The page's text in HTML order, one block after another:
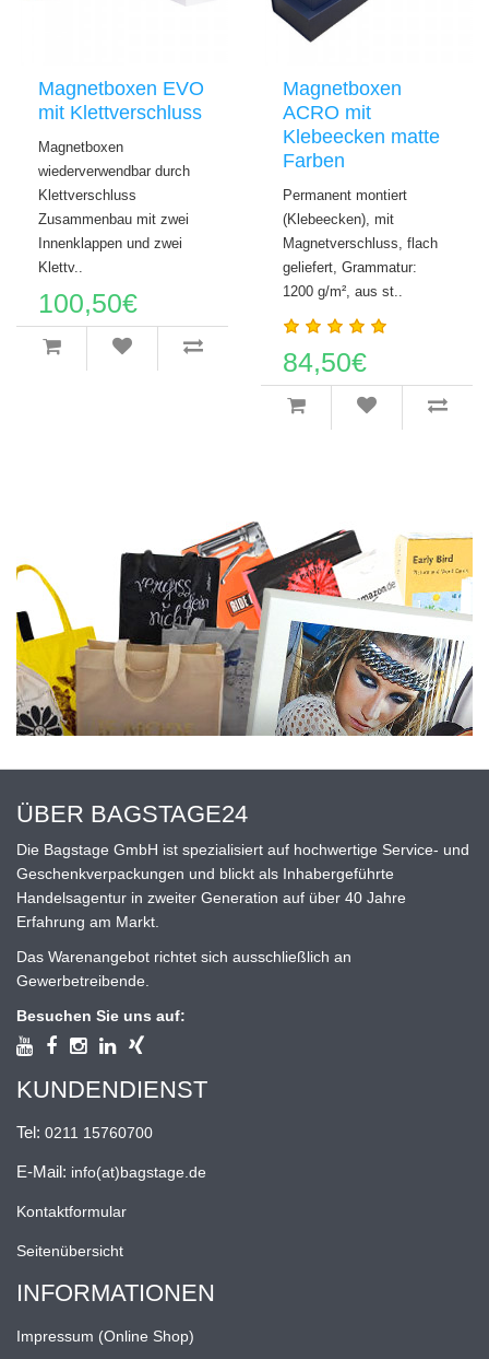
Magnetboxen EVO
mit Klettverschluss
Magnetboxen
wiederverwendbar durch
Klettverschluss
Zusammenbau mit zwei
Innenklappen und zwei
Klettv..
100,50€
Magnetboxen
ACRO mit
Klebeecken matte
Farben
Permanent montiert
(Klebeecken), mit
Magnetverschluss, flach
geliefert, Grammatur:
1200 g/m², aus st..
84,50€
ÜBER BAGSTAGE24
Die Bagstage GmbH ist spezialisiert auf hochwertige Service- und
Geschenkverpackungen und blickt als Inhabergeführte
Handelsagentur in zweiter Generation auf über 40 Jahre
Erfahrung am Markt.
Das Warenangebot richtet sich ausschließlich an
Gewerbetreibende.
Besuchen Sie uns auf:
KUNDENDIENST
Tel: 0211 15760700
E-Mail: info(at)bagstage.de
Kontaktformular
Seitenübersicht
INFORMATIONEN
Impressum (Online Shop)